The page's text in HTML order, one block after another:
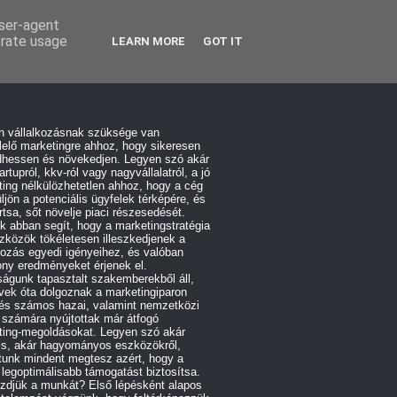
vállalkozásnak szüksége van
marketingre ahhoz, hogy sikeresen
és növekedjen. Legyen szó akár
kkv-ról vagy nagyvállalatról, a jó
nélkülözhetetlen ahhoz, hogy a cég
a potenciális ügyfelek térképére, és
sőt növelje piaci részesedését.
abban segít, hogy a marketingstratégia
tökéletesen illeszkedjenek a
egyedi igényeihez, és valóban
eredményeket érjenek el.
tapasztalt szakemberekből áll,
óta dolgoznak a marketingiparon
számos hazai, valamint nemzetközi
nyújtottak már átfogó
megoldásokat. Legyen szó akár
akár hagyományos eszközökről,
mindent megtesz azért, hogy a
legoptimálisabb támogatást biztosítsa.
a munkát? Első lépésként alapos
agent
usage
LEARN MORE GOT IT